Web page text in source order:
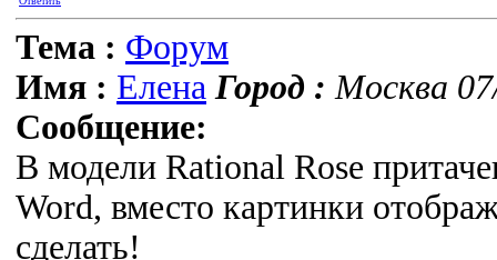
Тема : Форум
Имя : Елена Город : Москва
Сообщение:
В модели Rational Rose
Word, вместо картинки
сделать!